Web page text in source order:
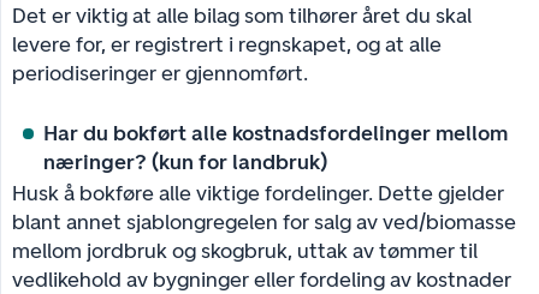
Det er viktig at alle bilag som tilhører året du skal
levere for, er registrert i regnskapet, og at alle
periodiseringer er gjennomført.
Har du bokført alle kostnadsfordelinger mellom
næringer? (kun for landbruk)
Husk å bokføre alle viktige fordelinger. Dette gjelder
blant annet sjablongregelen for salg av ved/biomasse
mellom jordbruk og skogbruk, uttak av tømmer til
vedlikehold av bygninger eller fordeling av kostnader